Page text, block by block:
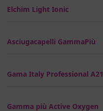
Elchim Light Ionic
Asciugacapelli GammaPiù
Gama Italy Professional A21
Gamma più Active Oxygen